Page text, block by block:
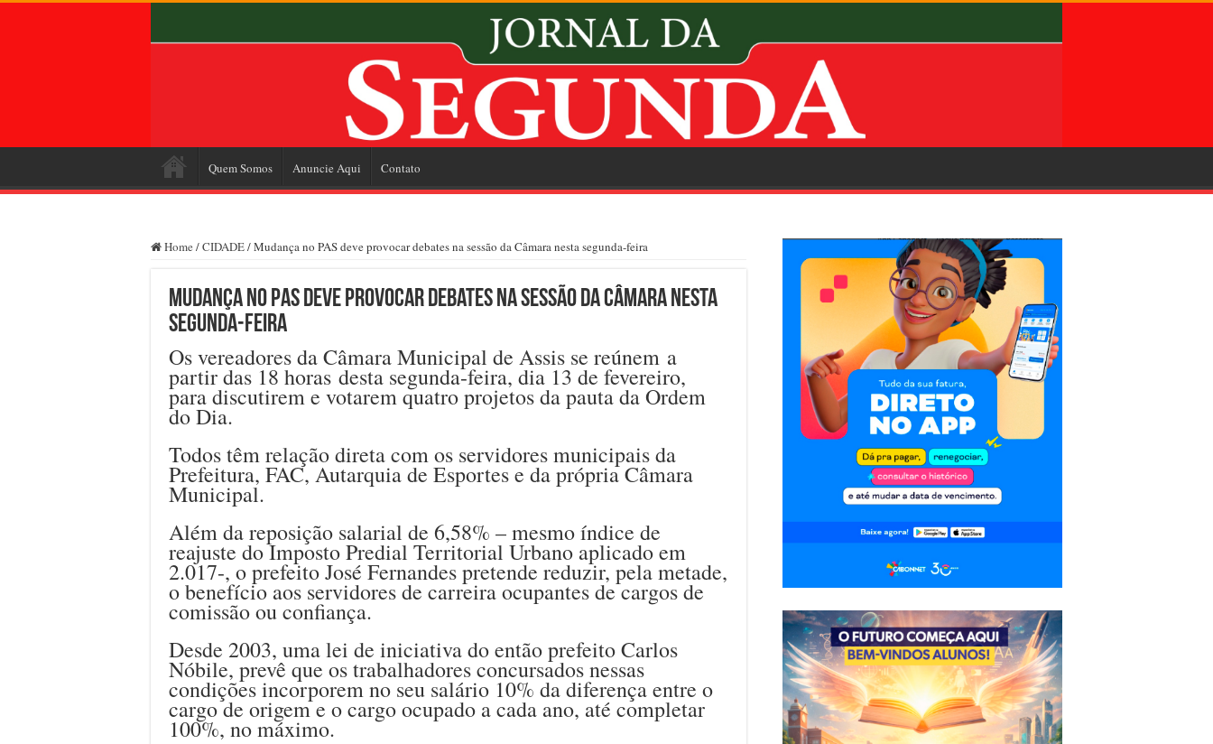
Quem Somos Anuncie Aqui Contato
Home /CIDADE/Mudança no PAS deve provocar debates na sessão da Câmara nesta segunda-feira
Mudança no PAS deve provocar debates na sessão da Câmara nesta
segunda-feira
Os vereadores da Câmara Municipal de Assis se reúnem a
partir das 18 horas desta segunda-feira, dia 13 de fevereiro,
para discutirem e votarem quatro projetos da pauta da Ordem
do Dia.
Todos têm relação direta com os servidores municipais da
Prefeitura, FAC, Autarquia de Esportes e da própria Câmara
Municipal.
Além da reposição salarial de 6,58% – mesmo índice de
reajuste do Imposto Predial Territorial Urbano aplicado em
2.017-, o prefeito José Fernandes pretende reduzir, pela metade,
o benefício aos servidores de carreira ocupantes de cargos de
comissão ou confiança.
Desde 2003, uma lei de iniciativa do então prefeito Carlos
Nóbile, prevê que os trabalhadores concursados nessas
condições incorporem no seu salário 10% da diferença entre o
cargo de origem e o cargo ocupado a cada ano, até completar
100%, no máximo.